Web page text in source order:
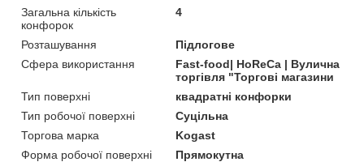
Загальна кількість
конфорок
4
Розташування
Підлогове
Сфера використання
Fast-food| HoReCa | Вулична
торгівля "Торгові магазини
Тип поверхні
квадратні конфорки
Тип робочої поверхні
Суцільна
Торгова марка
Kogast
Форма робочої поверхні
Прямокутна